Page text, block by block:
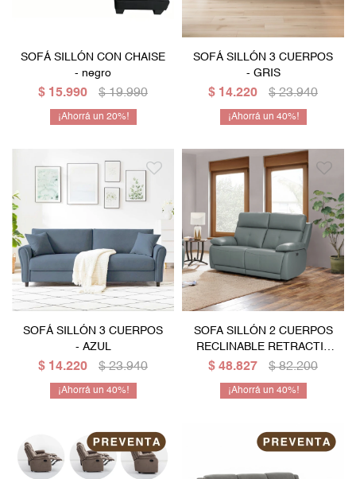
SOFÁ SILLÓN CON CHAISE
- negro
$ 15.990 $ 19.990
20
SOFÁ SILLÓN 3 CUERPOS
- GRIS
$ 14.220 $ 23.940
40
SOFÁ SILLÓN 3 CUERPOS
- AZUL
$ 14.220 $ 23.940
40
SOFA SILLÓN 2 CUERPOS
RECLINABLE RETRACTIL
CON SISTEMA ELECTRICO
$ 48.827 $ 82.200
40